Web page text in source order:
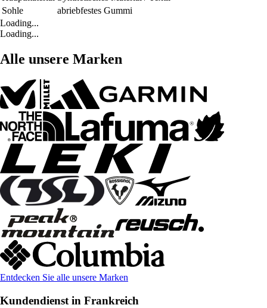
Sohle
abriebfestes Gummi
Loading...
Loading...
Alle unsere Marken
Entdecken Sie alle unsere Marken
Kundendienst in Frankreich